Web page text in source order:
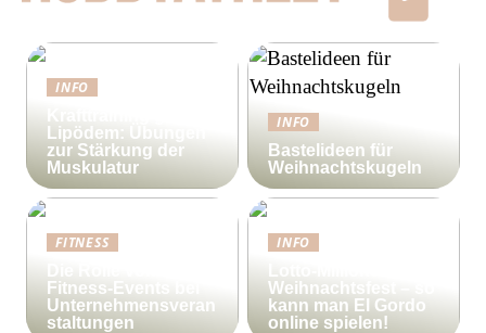
INFO
Lipödem: Übungen
zur Stärkung der
Muskulatur
INFO
Bastelideen für
Weihnachtskugeln
FITNESS
Fitness-Events bei
Unternehmensveran
staltungen
INFO
Weihnachtsfest – so
kann man El Gordo
online spielen!